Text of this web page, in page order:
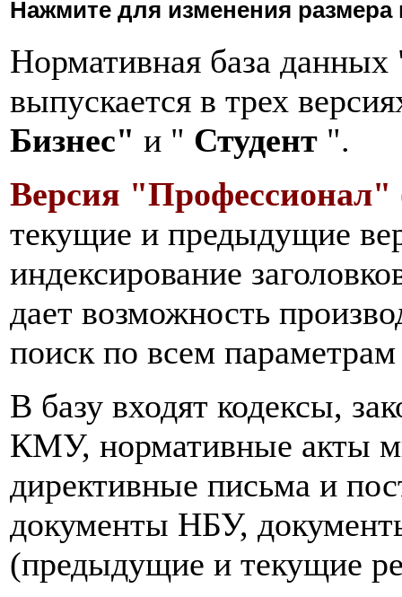
Нажмите для изменения
Нормативная база
выпускается в трех
Бизнес" и " Студент ".
Версия "Профессионал"
текущие и предыдущие
индексирование
дает возможность
поиск по всем
В базу входят кодексы,
КМУ, нормативные акты
директивные письма и
документы НБУ,
(предыдущие и текущие